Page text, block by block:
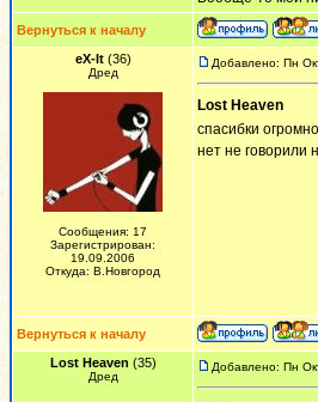
Вернуться к началу
eX-It(36)
Дред
Сообщения: 17
Зарегистрирован:
19.09.2006
Откуда: В.Новгород
Добавлено: Пн
Lost Heaven
спасибки
нет не говорили
Вернуться к началу
Lost Heaven (35)
Дред
Добавлено: Пн